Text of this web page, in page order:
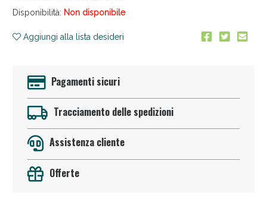
Disponibilità: Non disponibile
Aggiungi alla lista desideri
Pagamenti sicuri
Tracciamento delle spedizioni
Assistenza cliente
Offerte